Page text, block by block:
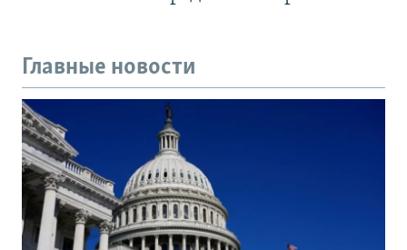
Главные новости